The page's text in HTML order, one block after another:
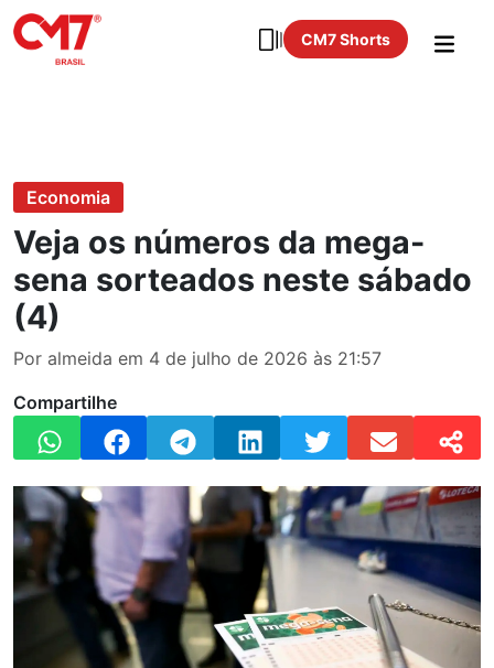
CM7 Shorts
Economia
Veja os números da mega-
sena sorteados neste sábado
(4)
Por almeida em 4 de julho de 2026 às 21:57
Compartilhe